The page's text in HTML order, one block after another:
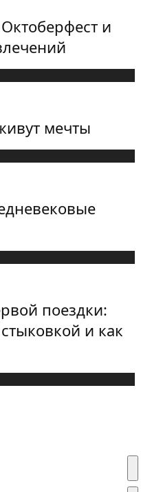
и
мечты
поездки:
и как